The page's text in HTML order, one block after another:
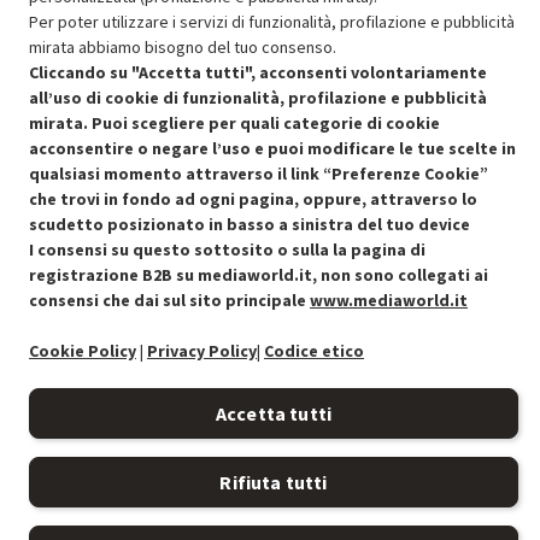
Condizioni generali di vendita
Cookie Policy
Preferenze cookie
Accessibilità
Recedere dal contratto qui
Per poter utilizzare i servizi di funzionalità, profilazione e pubblicità
mirata abbiamo bisogno del tuo consenso.
Cliccando su "Accetta tutti", acconsenti volontariamente
all’uso di cookie di funzionalità, profilazione e pubblicità
mirata. Puoi scegliere per quali categorie di cookie
acconsentire o negare l’uso e puoi modificare le tue scelte in
qualsiasi momento attraverso il link “Preferenze Cookie”
che trovi in fondo ad ogni pagina, oppure, attraverso lo
scudetto posizionato in basso a sinistra del tuo device
I consensi su questo sottosito o sulla la pagina di
registrazione B2B su mediaworld.it, non sono collegati ai
consensi che dai sul sito principale www.mediaworld.it
Cookie Policy| Privacy Policy| Codice etico
Accetta tutti
Rifiuta tutti